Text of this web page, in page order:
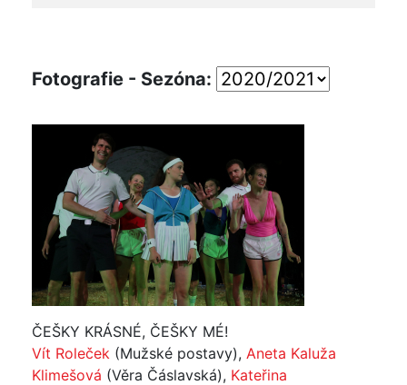
Fotografie - Sezóna:
ČEŠKY KRÁSNÉ, ČEŠKY MÉ!
Vít Roleček (Mužské postavy), Aneta Kaluža
Klimešová (Věra Čáslavská), Kateřina